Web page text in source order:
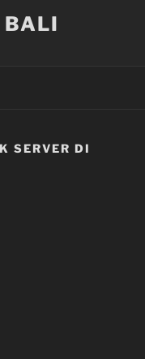
BALI
SERVER DI